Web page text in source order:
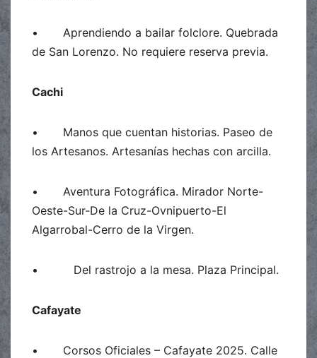
• Aprendiendo a bailar folclore. Quebrada
de San Lorenzo. No requiere reserva previa.
Cachi
• Manos que cuentan historias. Paseo de
los Artesanos. Artesanías hechas con arcilla.
• Aventura Fotográfica. Mirador Norte-
Oeste-Sur-De la Cruz-Ovnipuerto-El
Algarrobal-Cerro de la Virgen.
• Del rastrojo a la mesa. Plaza Principal.
Cafayate
• Corsos Oficiales – Cafayate 2025. Calle